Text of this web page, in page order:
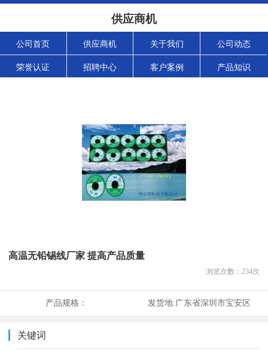
供应商机
公司首页 供应商机 关于我们 公司动态
荣誉认证 招聘中心 客户案例 产品知识
高温无铅锡线厂家 提高产品质量
浏览次数： 234次
产品规格： 发货地:广东省深圳市宝安区
关键词